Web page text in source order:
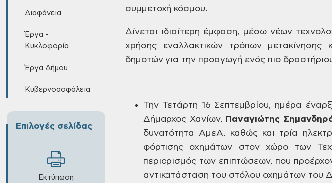
Διαφάνεια
Έργα -
Κυκλοφορία
Έργα Δήμου
Κυβερνοασφάλεια
Επιλογές σελίδας
Εκτύπωση
συμμετοχή κόσμου.
Δίνεται ιδιαίτερη έμφαση, μέσω νέων
χρήσης εναλλακτικών τρόπων μετακίνησης
δημοτών για την προαγωγή ενός πιο
Την Τετάρτη 16 Σεπτεμβρίου, ημέρα
Δήμαρχος Χανίων, Παναγιώτης
δυνατότητα ΑμεΑ, καθώς και τρία
φόρτισης οχημάτων στονχώρο των
περιορισμός των επιπτώσεων, που
αντικατάσταση του στόλου οχημάτων του